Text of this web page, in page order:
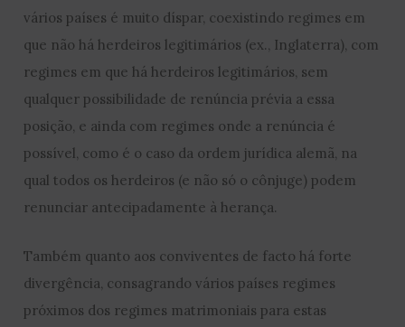
vários países é muito díspar, coexistindo regimes em
que não há herdeiros legitimários (ex., Inglaterra), com
regimes em que há herdeiros legitimários, sem
qualquer possibilidade de renúncia prévia a essa
posição, e ainda com regimes onde a renúncia é
possível, como é o caso da ordem jurídica alemã, na
qual todos os herdeiros (e não só o cônjuge) podem
renunciar antecipadamente à herança.
Também quanto aos conviventes de facto há forte
divergência, consagrando vários países regimes
próximos dos regimes matrimoniais para estas